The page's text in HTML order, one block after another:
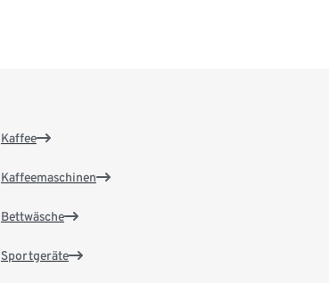
Kaffee
Kaffeemaschinen
Bettwäsche
Sportgeräte